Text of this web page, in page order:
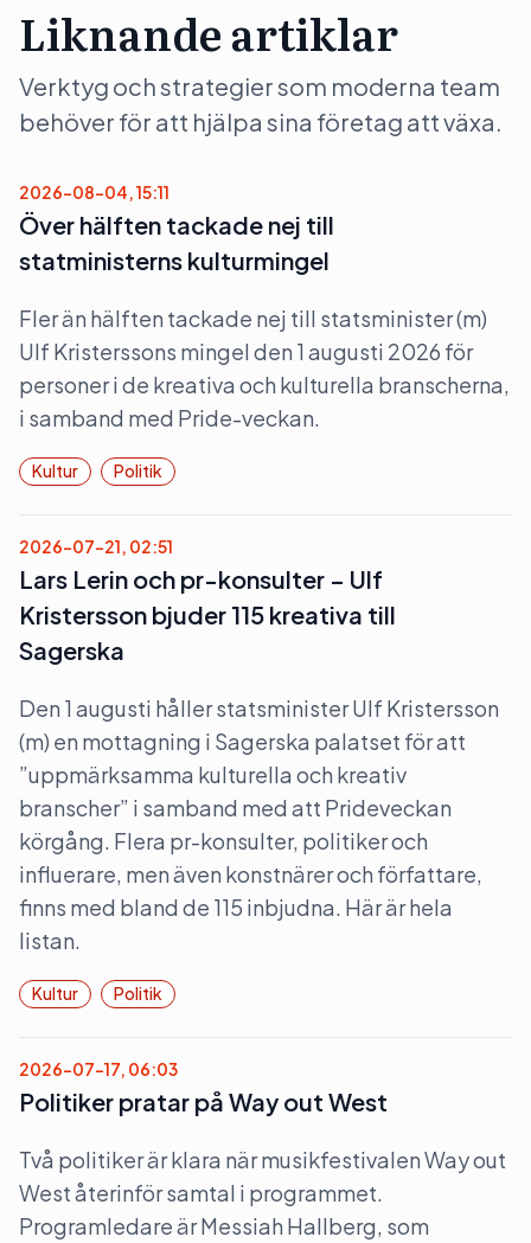
Liknande artiklar
Verktyg och strategier som moderna team
behöver för att hjälpa sina företag att växa.
2026-08-04, 15:11
Över hälften tackade nej till
statministerns kulturmingel
Fler än hälften tackade nej till statsminister (m)
Ulf Kristerssons mingel den 1 augusti 2026 för
personer i de kreativa och kulturella branscherna,
i samband med Pride-veckan.
Kultur Politik
2026-07-21, 02:51
Lars Lerin och pr-konsulter – Ulf
Kristersson bjuder 115 kreativa till
Sagerska
Den 1 augusti håller statsminister Ulf Kristersson
(m) en mottagning i Sagerska palatset för att
”uppmärksamma kulturella och kreativ
branscher” i samband med att Prideveckan
körgång. Flera pr-konsulter, politiker och
influerare, men även konstnärer och författare,
finns med bland de 115 inbjudna. Här är hela
listan.
Kultur Politik
2026-07-17, 06:03
Politiker pratar på Way out West
Två politiker är klara när musikfestivalen Way out
West återinför samtal i programmet.
Programledare är Messiah Hallberg, som